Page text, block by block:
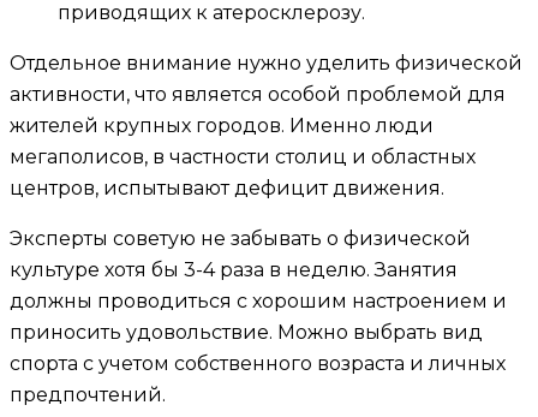
приводящих к атеросклерозу.
Отдельное внимание нужно уделить физической
активности, что является особой проблемой для
жителей крупных городов. Именно люди
мегаполисов, в частности столиц и областных
центров, испытывают дефицит движения.
Эксперты советую не забывать о физической
культуре хотя бы 3-4 раза в неделю. Занятия
должны проводиться с хорошим настроением и
приносить удовольствие. Можно выбрать вид
спорта с учетом собственного возраста и личных
предпочтений.